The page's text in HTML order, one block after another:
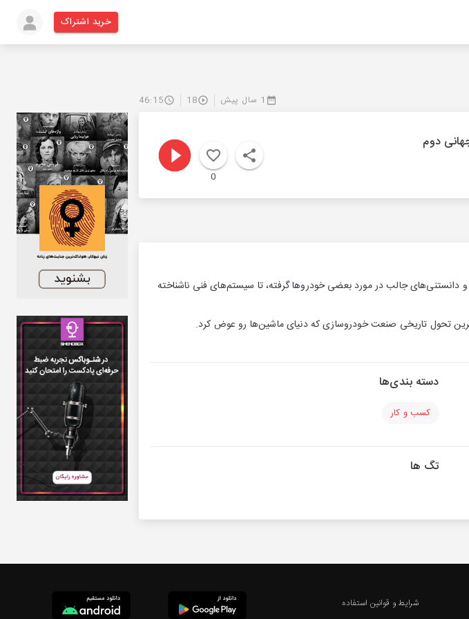
خرید اشتراک
1 سال پیش 18
46:15
دوم
0
دانستنی‌های جالب در مورد بعضی خودروها گرفته، تا سیستم‌های فنی ناشناخته
دسته بندی‌ها
کسب و کار
تگ ها
شرایط و قوانین استفاده